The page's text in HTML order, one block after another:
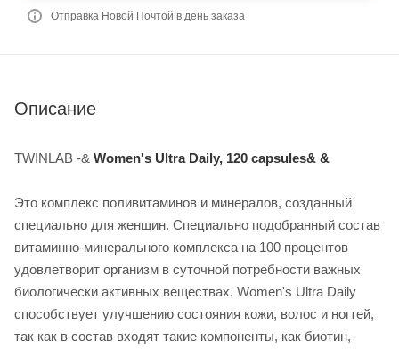
Отправка Новой Почтой в день заказа
Описание
TWINLAB -& Women's Ultra Daily, 120 capsules& &
Это комплекс поливитаминов и минералов, созданный
специально для женщин. Специально подобранный состав
витаминно-минерального комплекса на 100 процентов
удовлетворит организм в суточной потребности важных
биологически активных веществах. Women's Ultra Daily
способствует улучшению состояния кожи, волос и ногтей,
так как в состав входят такие компоненты, как биотин,